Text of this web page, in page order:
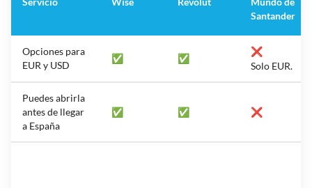
Santander
Opciones para
EUR y USD
✅ ✅
❌
Solo EUR.
Puedes abrirla
antes de llegar
a España
✅ ✅ ❌